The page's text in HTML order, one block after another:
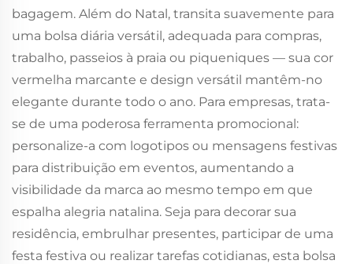
bagagem. Além do Natal, transita suavemente para
uma bolsa diária versátil, adequada para compras,
trabalho, passeios à praia ou piqueniques — sua cor
vermelha marcante e design versátil mantêm-no
elegante durante todo o ano. Para empresas, trata-
se de uma poderosa ferramenta promocional:
personalize-a com logotipos ou mensagens festivas
para distribuição em eventos, aumentando a
visibilidade da marca ao mesmo tempo em que
espalha alegria natalina. Seja para decorar sua
residência, embrulhar presentes, participar de uma
festa festiva ou realizar tarefas cotidianas, esta bolsa